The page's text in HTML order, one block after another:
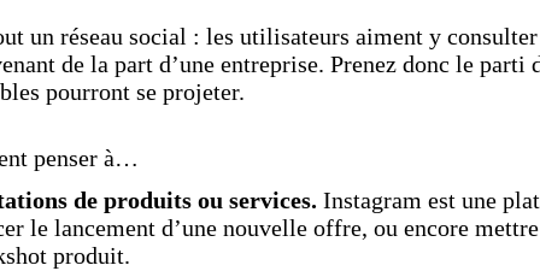
un réseau social : les utilisateurs aiment y consulter
de la part d’une entreprise. Prenez donc le parti
pourront se projeter.
penser à…
de produits ou services. Instagram est une
le lancement d’une nouvelle offre, ou encore
produit.